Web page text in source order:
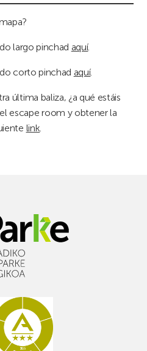
largo pinchad aquí.
corto pinchad aquí.
última baliza, ¿a qué estáis
escape room y obtener la
link.